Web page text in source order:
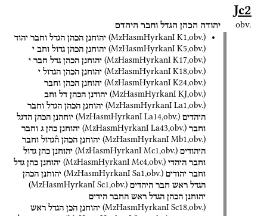
Jc2
obv. יהודה הכהן הגדל וחבר היהדם
(MzHasmHyrkanI K1,obv.) יהוחנן הכהן הגדל וחבר יהוד
(MzHasmHyrkanI K5,obv.) יהוחנן הכהן גדול וחב י
(MzHasmHyrkanI K17,obv.) יהוחנן הכהן גדל חבר י
(MzHasmHyrkanI K18,obv.) יהוחנן הכהן הגדול י
(MzHasmHyrkanI K24,obv.) יהוחנן הכהן וחבר
(MzHasmHyrkanI KJ,obv.) יהודנן הכהן דל וחב
(MzHasmHyrkanI La1,obv.) יהוחנן הכהן הגדל וחבר
היהדים
(MzHasmHyrkanI La14,obv.) יוחהנן הכהן הדגל
וחבר
(MzHasmHyrkanI La43,obv.) יהוחנן כהן ג וחבר
(MzHasmHyrkanI Mb1,obv.) יהוחנן הכהן ה֯גדול וחבר
היהודים
(MzHasmHyrkanI Mc1,obv.) יהוחנן כהן גדול
וחבר היהדי (MzHasmHyrkanI Mc4,obv.) יהוחנן כהן גדל
וחבר יהודים (MzHasmHyrkanI Sa1,obv.) יהוחנן הכהן
הגדל ראש חבר היהדים (MzHasmHyrkanI Sc1,obv.)
יהוחנן הכהן הגדל ראש החבר הידים
(MzHasmHyrkanI Sc18,obv.) יהוחנן הכן הגדל ראש